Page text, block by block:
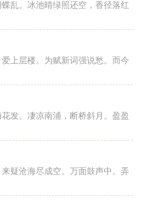
乱。冰池晴绿照还空，香径落红
上层楼。为赋新词强说愁。而今
发。凄凉南浦，断桥斜月。盈盈
疑沧海尽成空。万面鼓声中。弄